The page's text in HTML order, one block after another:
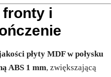
fronty i
płyty MDF w połysku
ABS 1 mm, zwiększającą